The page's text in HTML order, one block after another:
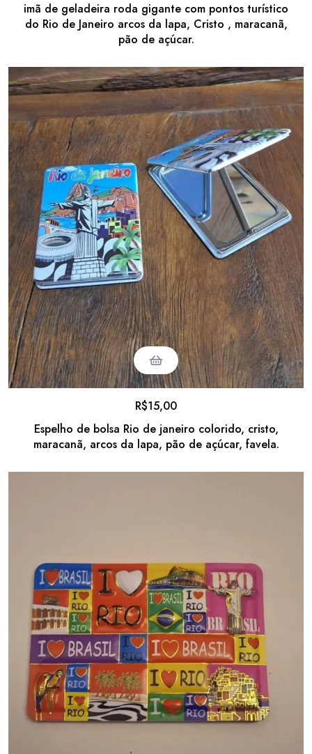
imã de geladeira roda gigante com pontos turístico
do Rio de Janeiro arcos da lapa, Cristo , maracanã,
pão de açúcar.
Espelho de bolsa Rio de janeiro colorido, cristo,
maracanã, arcos da lapa, pão de açúcar, favela.
R$15,00